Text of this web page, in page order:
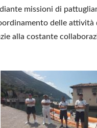
missioni di
delle attività
alla costante